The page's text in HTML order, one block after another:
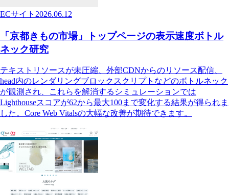
ECサイト 2026.06.12
「京都きもの市場」トップページの表示速度ボトル
ネック研究
テキストリソースが未圧縮、外部CDNからのリソース配信、
head内のレンダリングブロックスクリプトなどのボトルネック
が観測され、これらを解消するシミュレーションでは
Lighthouseスコアが62から最大100まで変化する結果が得られま
した。Core Web Vitalsの大幅な改善が期待できます。